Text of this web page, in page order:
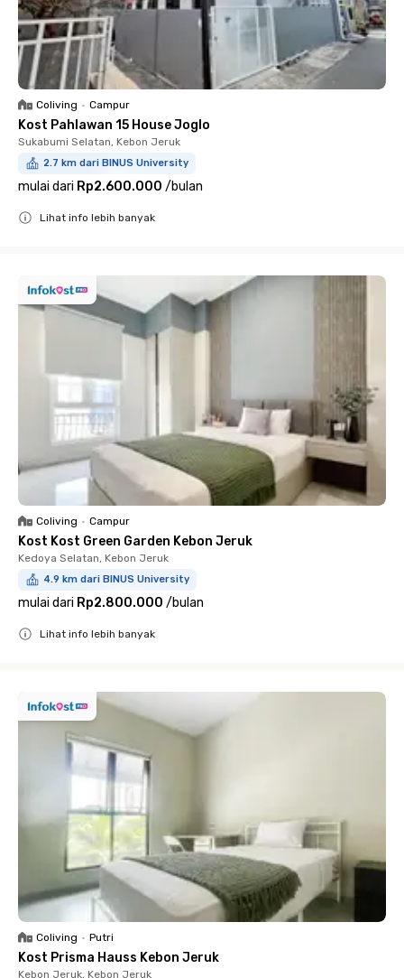
Coliving • Campur
Kost Pahlawan 15 House Joglo
Sukabumi Selatan, Kebon Jeruk
2.7 km dari BINUS University
mulai dari Rp2.600.000 /bulan
Lihat info lebih banyak
Coliving • Campur
Kost Kost Green Garden Kebon Jeruk
Kedoya Selatan, Kebon Jeruk
4.9 km dari BINUS University
mulai dari Rp2.800.000 /bulan
Lihat info lebih banyak
Coliving • Putri
Kost Prisma Hauss Kebon Jeruk
Kebon Jeruk, Kebon Jeruk